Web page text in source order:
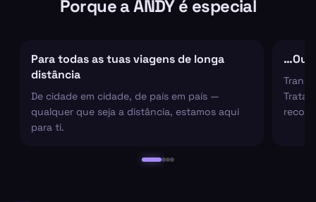
Porque a ANDY é especial
Para todas as tuas viagens de longa
distância
De cidade em cidade, de país em país —
qualquer que seja a distância, estamos aqui
para ti.
…Ou